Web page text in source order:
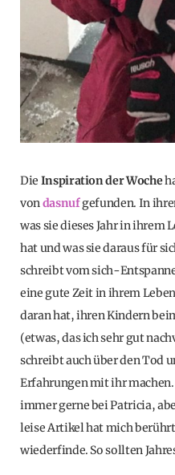
Die Inspiration der Woche
vondasnufgefunden. In
was sie dieses Jahr in ihrem
hat und was sie daraus für
schreibt vom sich-
eine gute Zeit in ihrem
daran hat, ihren Kindern
(etwas, das ich sehr gut
schreibt auch über den Tod
Erfahrungen mit ihr machen.
immer gerne bei Patricia,
leise Artikel hat mich
wiederfinde. So sollten